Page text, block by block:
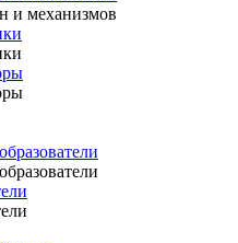
и механизмов